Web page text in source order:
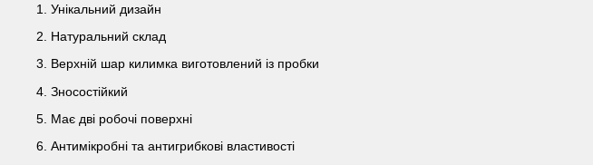
Унікальний дизайн
Натуральний склад
Верхній шар килимка виготовлений із пробки
Зносостійкий
Має дві робочі поверхні
Антимікробні та антигрибкові властивості